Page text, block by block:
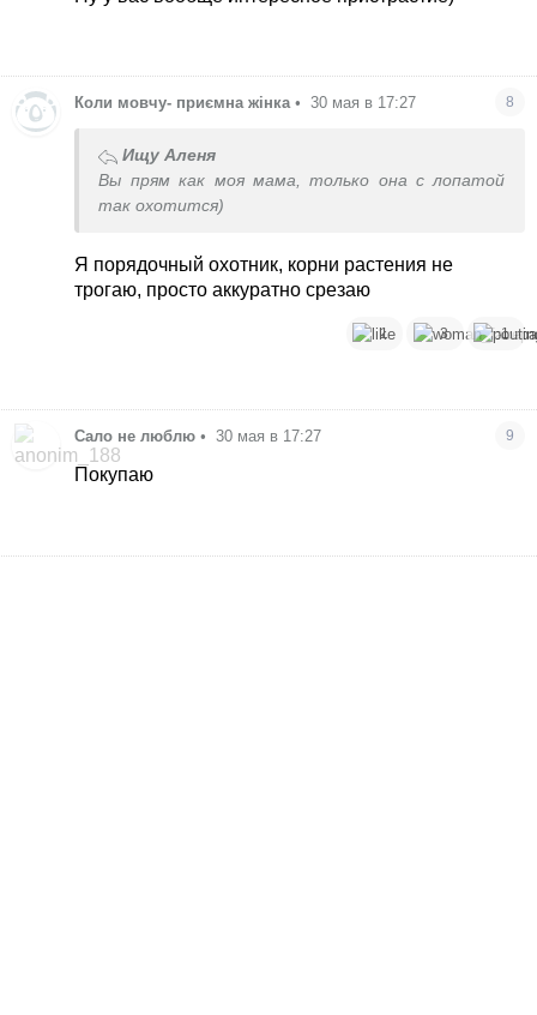
поле, но только не покупать.
Коли мовчу- приємна жінка • 30 мая в 17:27 8
Ищу Аленя
Вы прям как моя мама, только она с лопатой
так охотится)
Я порядочный охотник, корни растения не
трогаю, просто аккуратно срезаю
1 3 1
Сало не люблю • 30 мая в 17:27 9
Покупаю